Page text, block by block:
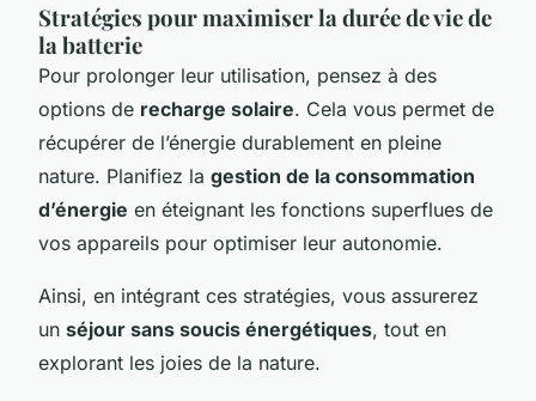
Stratégies pour maximiser la durée de vie de
la batterie
Pour prolonger leur utilisation, pensez à des
options de recharge solaire. Cela vous permet de
récupérer de l’énergie durablement en pleine
nature. Planifiez la gestion de la consommation
d’énergie en éteignant les fonctions superflues de
vos appareils pour optimiser leur autonomie.
Ainsi, en intégrant ces stratégies, vous assurerez
un séjour sans soucis énergétiques, tout en
explorant les joies de la nature.